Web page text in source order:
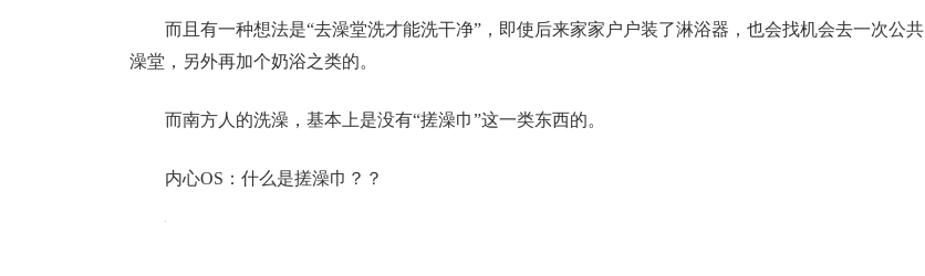
而且有一种想法是“去澡堂洗才能洗干净”，即使后来家家户户装了淋浴器，也会找机会去一次公共
澡堂，另外再加个奶浴之类的。
而南方人的洗澡，基本上是没有“搓澡巾”这一类东西的。
内心OS：什么是搓澡巾？？